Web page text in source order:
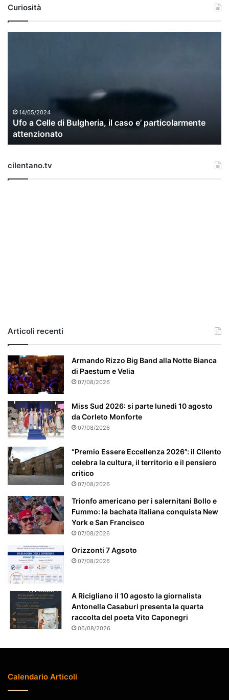
Curiosità
i
u
l
e
p
a
r
t
i
c
o
l
a
r
m
e
n
e
a
t
t
n
z
o
t
o
14/05/2024
Ufo a Celle di Bulgheria, il caso e’ particolarmente
attenzionato
cilentano.tv
Articoli recenti
Armando Rizzo Big Band alla Notte Bianca
di Paestum e Velia
07/08/2026
Miss Sud 2026: si parte lunedì 10 agosto
da Corleto Monforte
07/08/2026
“Premio Essere Eccellenza 2026”: il Cilento
celebra la cultura, il territorio e il pensiero
critico
07/08/2026
Trionfo americano per i salernitani Bollo e
Fummo: la bachata italiana conquista New
York e San Francisco
07/08/2026
Orizzonti 7 Agsoto
07/08/2026
A Ricigliano il 10 agosto la giornalista
Antonella Casaburi presenta la quarta
raccolta del poeta Vito Caponegri
06/08/2026
Calendario Articoli